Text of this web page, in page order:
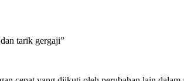
tarik gergaji”